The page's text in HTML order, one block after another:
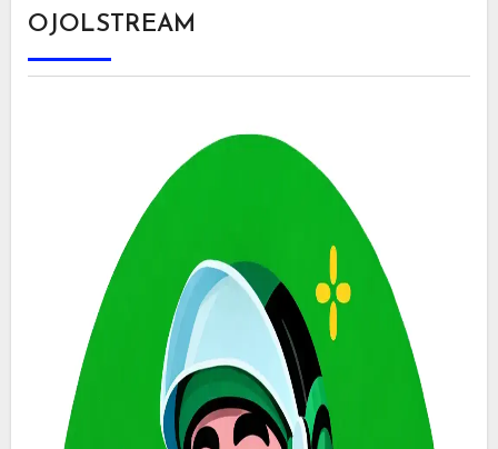
OJOLSTREAM